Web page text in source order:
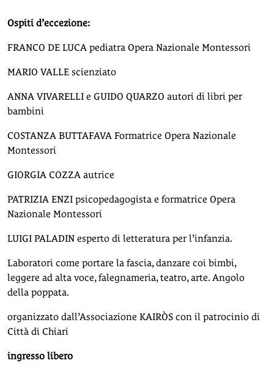
Ospiti d’eccezione:
FRANCO DE LUCA pediatra Opera Nazionale Montessori
MARIO VALLE scienziato
ANNA VIVARELLI e GUIDO QUARZO autori di libri per
bambini
COSTANZA BUTTAFAVA Formatrice Opera Nazionale
Montessori
GIORGIA COZZA autrice
PATRIZIA ENZI psicopedagogista e formatrice Opera
Nazionale Montessori
LUIGI PALADIN esperto di letteratura per l’infanzia.
Laboratori come portare la fascia, danzare coi bimbi,
leggere ad alta voce, falegnameria, teatro, arte. Angolo
della poppata.
organizzato dall’Associazione KAIRÒS con il patrocinio di
Città di Chiari
ingresso libero